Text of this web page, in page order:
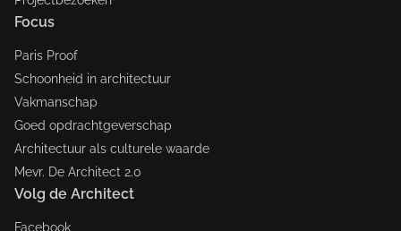
Focus
Paris Proof
Schoonheid in architectuur
Vakmanschap
Goed opdrachtgeverschap
Architectuur als culturele waarde
Mevr. De Architect 2.0
Volg de Architect
Facebook